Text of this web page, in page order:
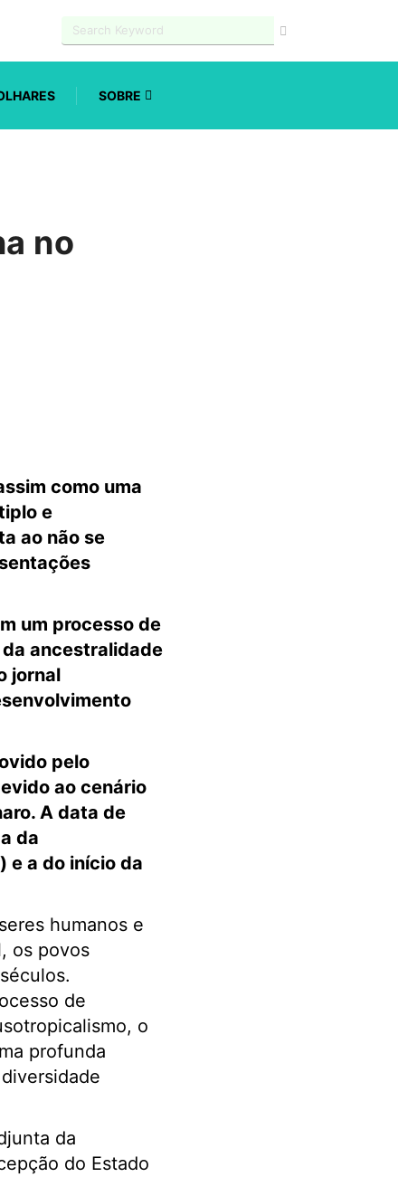
SOBRE
no
como uma
e
ao não se
um processo de
ancestralidade
jornal
pelo
ao cenário
A data de
a da
e a do início da
humanos e
os povos
de
o
profunda
da
do Estado